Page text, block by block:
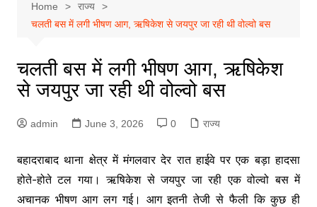
Home
राज्य
चलती बस में लगी भीषण आग, ऋषिकेश से जयपुर जा रही थी वोल्वो बस
चलती बस में लगी भीषण आग, ऋषिकेश
से जयपुर जा रही थी वोल्वो बस
admin June 3, 2026 0 राज्य
बहादराबाद थाना क्षेत्र में मंगलवार देर रात हाईवे पर एक बड़ा हादसा
होते-होते टल गया। ऋषिकेश से जयपुर जा रही एक वोल्वो बस में
अचानक भीषण आग लग गई। आग इतनी तेजी से फैली कि कुछ ही